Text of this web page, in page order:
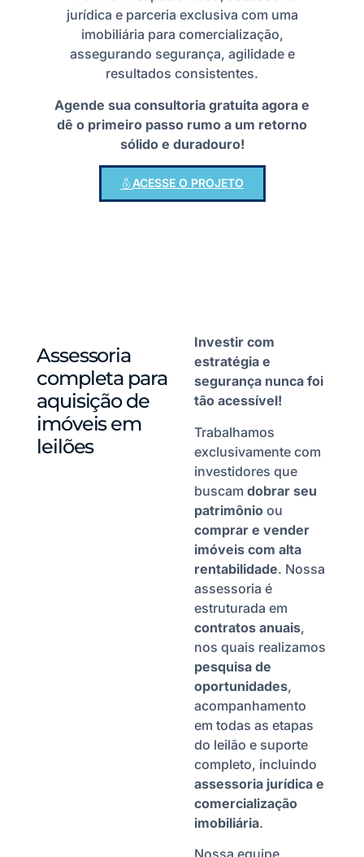
jurídica e parceria exclusiva com uma
imobiliária para comercialização,
assegurando segurança, agilidade e
resultados consistentes.
Agende sua consultoria gratuita agora e
dê o primeiro passo rumo a um retorno
sólido e duradouro!
ACESSE O PROJETO
Assessoria
completa para
aquisição de
imóveis em
leilões
Investir com
estratégia e
segurança nunca foi
tão acessível!
Trabalhamos
exclusivamente com
investidores que
buscam dobrar seu
patrimônio ou
comprar e vender
imóveis com alta
rentabilidade. Nossa
assessoria é
estruturada em
contratos anuais,
nos quais realizamos
pesquisa de
oportunidades,
acompanhamento
em todas as etapas
do leilão e suporte
completo, incluindo
assessoria jurídica e
comercialização
imobiliária.
Nossa equipe,